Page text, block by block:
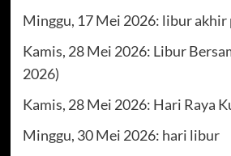
Minggu, 17 Mei 2026: libur akhir
Kamis, 28 Mei 2026: Libur
2026)
Kamis, 28 Mei 2026: Hari Raya
Minggu, 30 Mei 2026: hari libur